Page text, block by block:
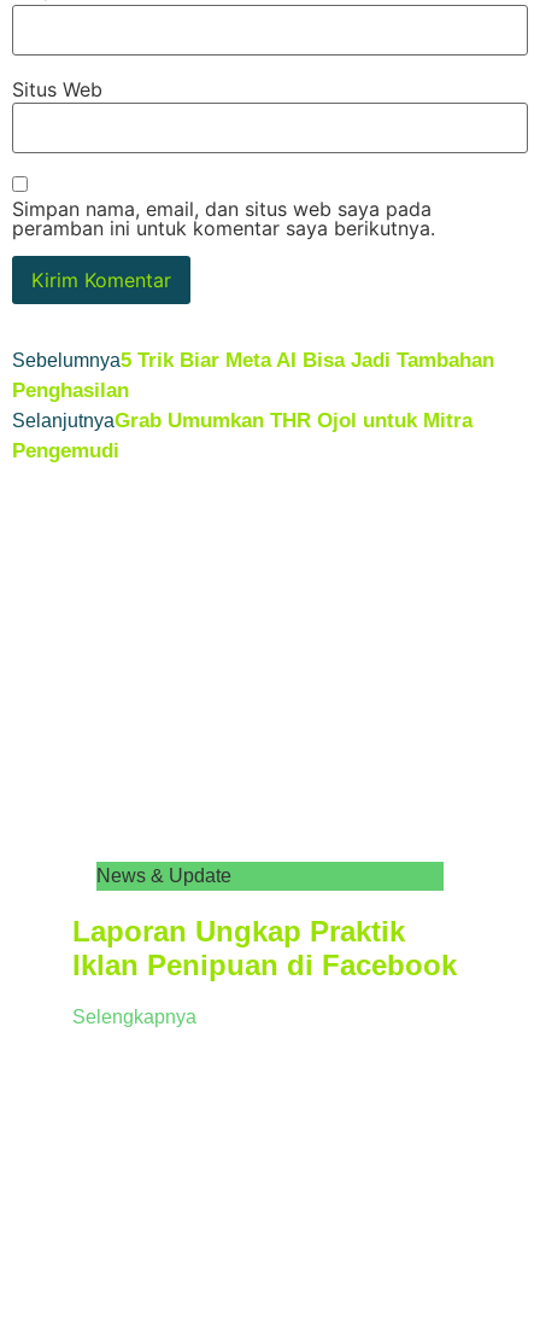
Situs Web
Simpan nama, email, dan situs web saya pada
peramban ini untuk komentar saya berikutnya.
Sebelumnya5 Trik Biar Meta AI Bisa Jadi Tambahan
Penghasilan
SelanjutnyaGrab Umumkan THR Ojol untuk Mitra
Pengemudi
News & Update
Laporan Ungkap Praktik
Iklan Penipuan di Facebook
Selengkapnya